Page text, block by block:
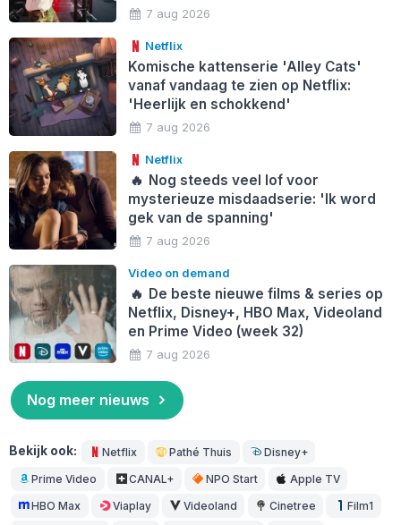
7 aug 2026
Netflix
Komische kattenserie 'Alley Cats'
vanaf vandaag te zien op Netflix:
'Heerlijk en schokkend'
7 aug 2026
Netflix
🔥 Nog steeds veel lof voor
mysterieuze misdaadserie: 'Ik word
gek van de spanning'
7 aug 2026
Video on demand
🔥 De beste nieuwe films & series op
Netflix, Disney+, HBO Max, Videoland
en Prime Video (week 32)
7 aug 2026
Nog meer nieuws
Bekijk ook: Netflix Pathé Thuis Disney+
Prime Video CANAL+ NPO Start Apple TV
HBO Max Viaplay Videoland Cinetree Film1